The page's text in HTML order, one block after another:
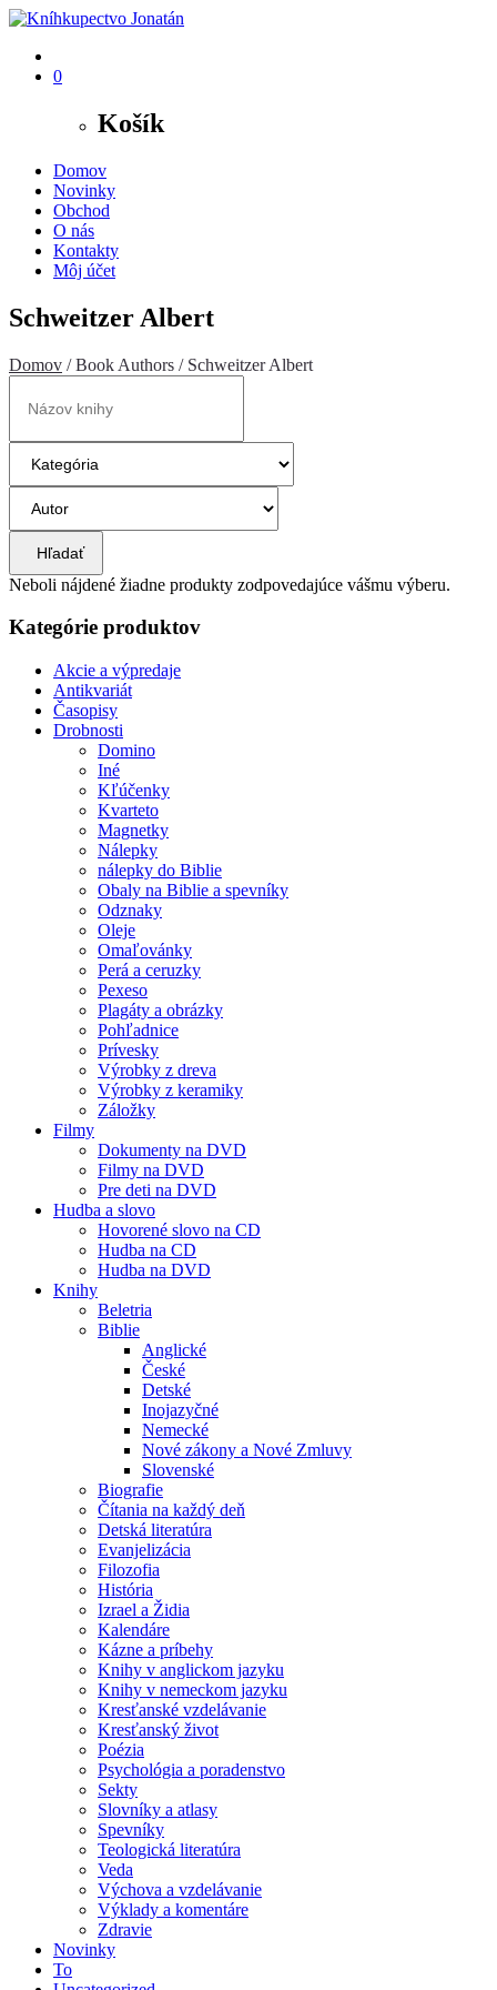
0
Košík
Domov
Novinky
Obchod
O nás
Kontakty
Môj účet
Schweitzer Albert
Domov / Book Authors / Schweitzer Albert
Hľadať
Neboli nájdené žiadne produkty zodpovedajúce vášmu výberu.
Kategórie produktov
Akcie a výpredaje
Antikvariát
Časopisy
Drobnosti
Domino
Iné
Kľúčenky
Kvarteto
Magnetky
Nálepky
nálepky do Biblie
Obaly na Biblie a spevníky
Odznaky
Oleje
Omaľovánky
Perá a ceruzky
Pexeso
Plagáty a obrázky
Pohľadnice
Prívesky
Výrobky z dreva
Výrobky z keramiky
Záložky
Filmy
Dokumenty na DVD
Filmy na DVD
Pre deti na DVD
Hudba a slovo
Hovorené slovo na CD
Hudba na CD
Hudba na DVD
Knihy
Beletria
Biblie
Anglické
České
Detské
Inojazyčné
Nemecké
Nové zákony a Nové Zmluvy
Slovenské
Biografie
Čítania na každý deň
Detská literatúra
Evanjelizácia
Filozofia
História
Izrael a Židia
Kalendáre
Kázne a príbehy
Knihy v anglickom jazyku
Knihy v nemeckom jazyku
Kresťanské vzdelávanie
Kresťanský život
Poézia
Psychológia a poradenstvo
Sekty
Slovníky a atlasy
Spevníky
Teologická literatúra
Veda
Výchova a vzdelávanie
Výklady a komentáre
Zdravie
Novinky
To